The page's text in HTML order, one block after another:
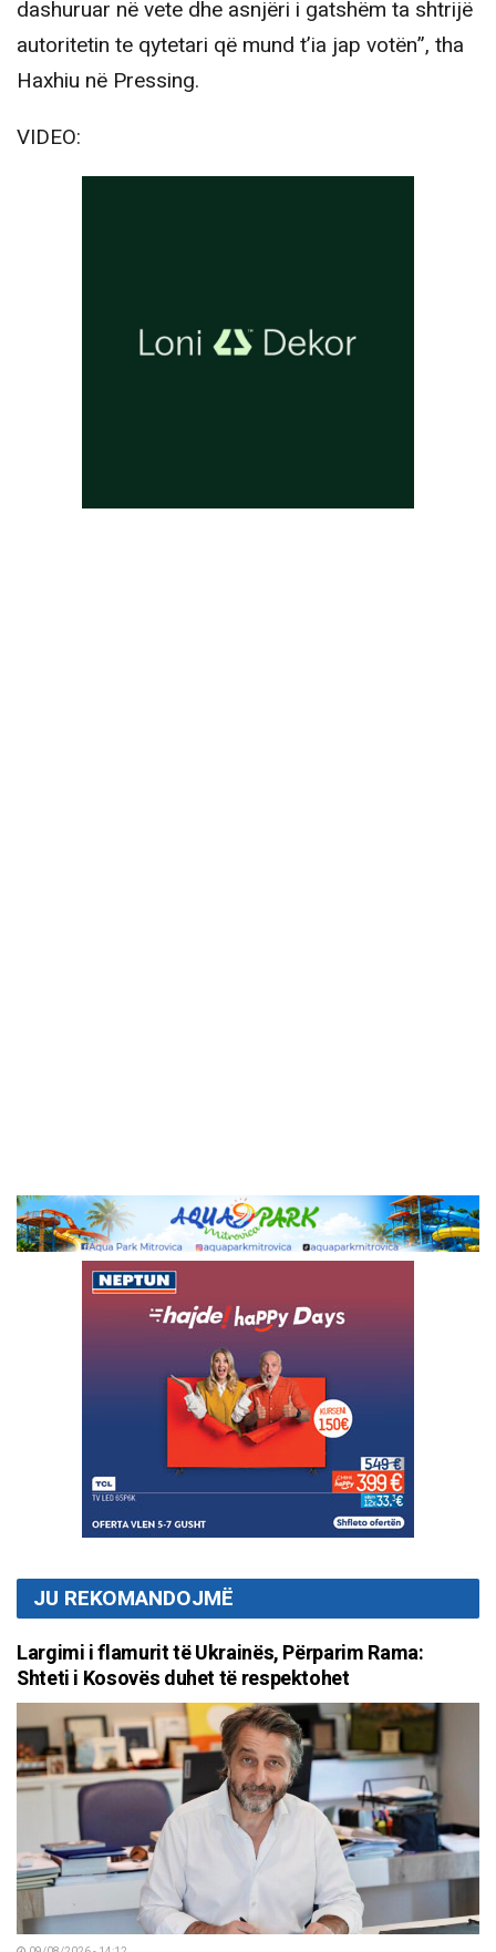
dashuruar në vete dhe asnjëri i gatshëm ta shtrijë
autoritetin te qytetari që mund t’ia jap votën”, tha
Haxhiu në Pressing.
VIDEO:
JU REKOMANDOJMË
Largimi i flamurit të Ukrainës, Përparim Rama:
Shteti i Kosovës duhet të respektohet